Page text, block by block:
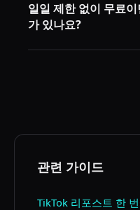
시적으로 작동하지 않
내에 도구가 업데이트됩
일일 제한 없이 무료
가 있나요?
관련 가이드
TikTok 리포스트 한